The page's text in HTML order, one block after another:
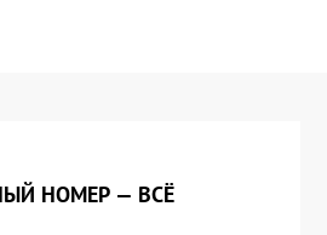
НОМЕР — ВСЁ